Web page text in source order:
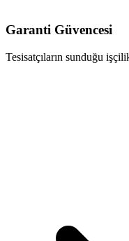
Garanti Güvencesi
Tesisatçıların sunduğu